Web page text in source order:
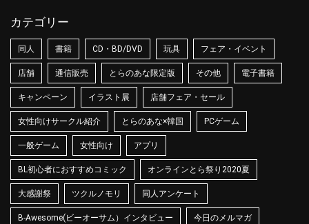
カテゴリー
同人 書籍 CD・BD/DVD 玩具 フェア・イベント
店舗 通信販売 とらのあな限定版 その他 電子書籍
キャンペーン イラスト展 店舗フェア・セール
女性向けサークル紹介 とらのあな×韓国 PCゲーム
一般ゲーム 女性向け アプリ
BL初心者におすすめコミック オンラインとら祭り2020夏
大感謝祭 ツクルノモリ 同人アンケート
B-Awesome(ビーオーサム）インタビュー 今日のメルマガ